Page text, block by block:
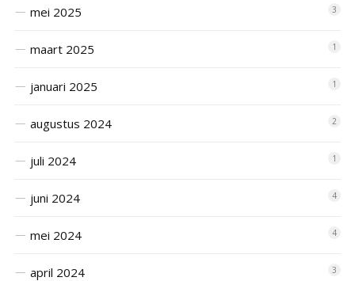
mei 2025 3
maart 2025 1
januari 2025 1
augustus 2024 2
juli 2024 1
juni 2024 4
mei 2024 4
april 2024 3